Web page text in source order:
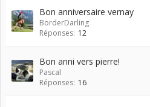
Bon anniversaire vernay
BorderDarling
Réponses: 12
Bon anni vers pierre!
Pascal
Réponses: 16